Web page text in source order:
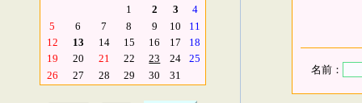
1
2 3
4
5
6 7 8 9 10
11
12
13 14 15 16 17
18
19
20 21 22 23 24
25
26
27 28 29 30 31 名前：